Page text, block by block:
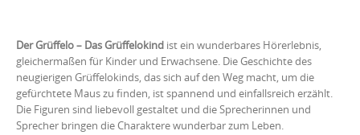
Der Grüffelo – Das Grüffelokind ist ein wunderbares Hörerlebnis,
gleichermaßen für Kinder und Erwachsene. Die Geschichte des
neugierigen Grüffelokinds, das sich auf den Weg macht, um die
gefürchtete Maus zu finden, ist spannend und einfallsreich erzählt.
Die Figuren sind liebevoll gestaltet und die Sprecherinnen und
Sprecher bringen die Charaktere wunderbar zum Leben.